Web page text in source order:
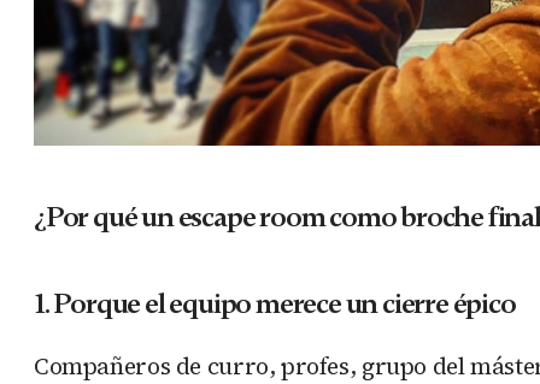
¿Por qué un escape room como broche
1. Porque el equipo merece un cierre épico
Compañeros de curro, profes, grupo del